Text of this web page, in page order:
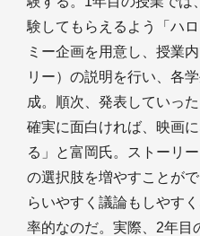
験してもらえるよう「ハ
ミー企画を用意し、授業
リー）の説明を行い、各
成。順次、発表していっ
確実に面白ければ、映画
る」と富岡氏。ストーリ
の選択肢を増やすことが
らいやすく議論もしやす
率的なのだ。実際、2年目